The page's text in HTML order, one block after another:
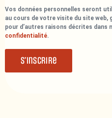
Vos données personnelles seront
au cours de votre visite du site web,
pour d’autres raisons décrites dans
confidentialité.
S’inscrire